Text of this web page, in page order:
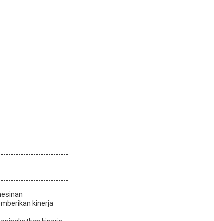
kinerja